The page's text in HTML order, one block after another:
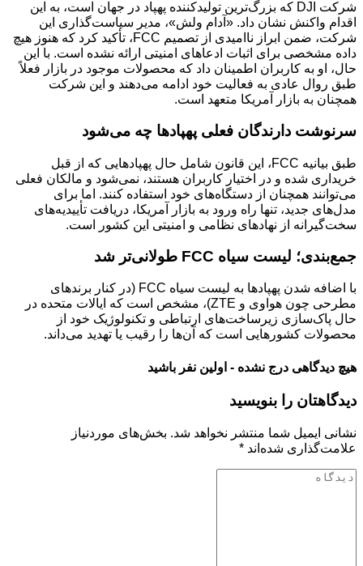
شرکت DJI که بزرگ‌ترین تولیدکننده پهپاد در جهان است، به این
اقدام واکنش نشان داد. «آدام ولش»، مدیر سیاست‌گذاری این
شرکت، ضمن ابراز ناامیدی از تصمیم FCC، تأکید کرد که هنوز هیچ
داده مشخصی برای اثبات ادعاهای امنیتی ارائه نشده است. با این
حال، او به کاربران اطمینان داد که محصولات موجود در بازار فعلاً
طبق روال عادی به فعالیت خود ادامه می‌دهند و این شرکت
همچنان به بازار آمریکا متعهد است.
سرنوشت دارندگان فعلی پهپادها چه می‌شود
طبق بیانیه FCC، این قانون شامل حال پهپادهایی که از قبل
خریداری شده و در اختیار کاربران هستند، نمی‌شود و مالکان فعلی
می‌توانند همچنان از دستگاه‌های خود استفاده کنند. اما برای
مدل‌های جدید، تنها راه ورود به بازار آمریکا، دریافت تأییدیه‌های
سخت‌گیرانه از نهادهای نظامی و امنیتی این کشور است.
جمع‌بندی؛ لیست سیاه FCC طولانی‌تر شد
با اضافه شدن پهپادها به لیست سیاه FCC (در کنار برندهای
مطرحی چون هواوی و ZTE)، مشخص است که ایالات متحده در
حال پاک‌سازی زیرساخت‌های ارتباطی و تکنولوژیک خود از
محصولات کشورهایی است که آن‌ها را رقیب یا تهدید می‌داند.
هیچ دیدگاهی درج نشده - اولین نفر باشید
دیدگاهتان را بنویسید
نشانی ایمیل شما منتشر نخواهد شد. بخش‌های موردنیاز
علامت‌گذاری شده‌اند *